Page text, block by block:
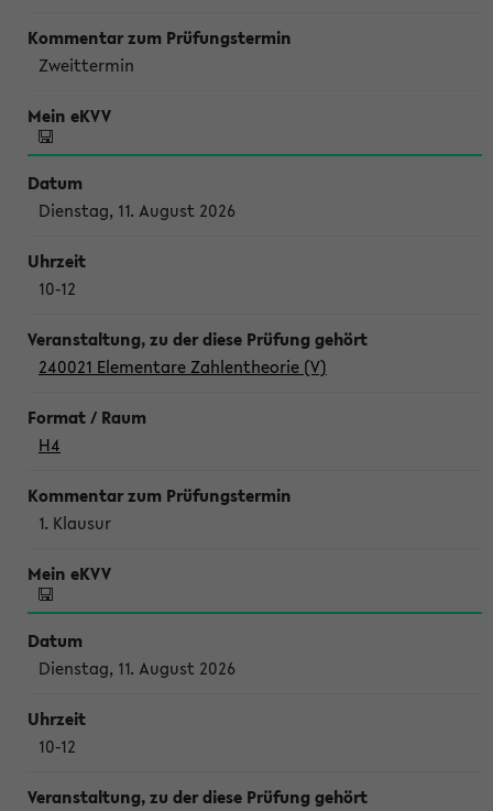
Zweittermin
Dienstag, 11. August 2026
10-12
240021 Elementare Zahlentheorie (V)
H4
1. Klausur
Dienstag, 11. August 2026
10-12